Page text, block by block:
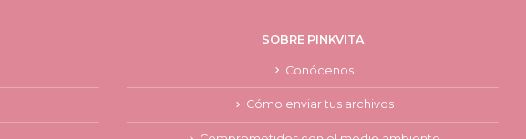
SOBRE PINKVITA
Conócenos
Cómo enviar tus archivos